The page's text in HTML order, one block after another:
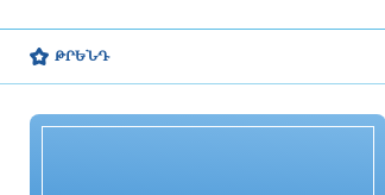
շնորհավորել է Արարատ
պաշտոնում վերանշանակվելու
ԹՐԵՆԴ